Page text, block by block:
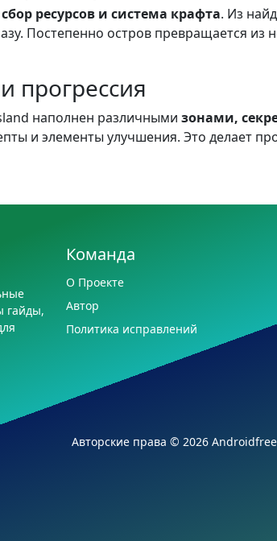
сбор ресурсов и система крафта. Из
Постепенно остров превращается
прогрессия
наполнен различными зонами,
и элементы улучшения. Это делает
гайды,
Команда
О Проекте
Автор
Политика исправлений
Авторские права © 2026